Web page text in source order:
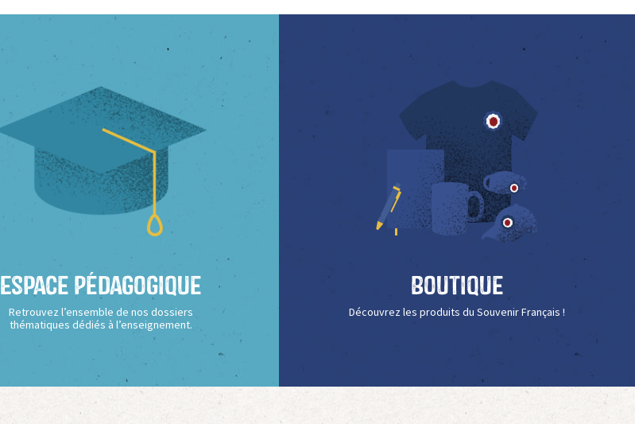
Espace Pédagogique
Retrouvez l’ensemble de nos dossiers
thématiques dédiés à l’enseignement.
Boutique
Découvrez les produits du Souvenir Français !